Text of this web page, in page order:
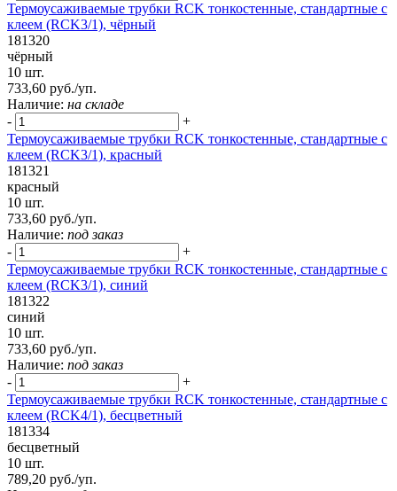
Термоусаживаемые трубки RCK тонкостенные, стандартные с
клеем (RCK3/1), чёрный
181320
чёрный
10 шт.
733,60 руб./уп.
Наличие: на складе
-
+
Термоусаживаемые трубки RCK тонкостенные, стандартные с
клеем (RCK3/1), красный
181321
красный
10 шт.
733,60 руб./уп.
Наличие: под заказ
-
+
Термоусаживаемые трубки RCK тонкостенные, стандартные с
клеем (RCK3/1), синий
181322
синий
10 шт.
733,60 руб./уп.
Наличие: под заказ
-
+
Термоусаживаемые трубки RCK тонкостенные, стандартные с
клеем (RCK4/1), бесцветный
181334
бесцветный
10 шт.
789,20 руб./уп.